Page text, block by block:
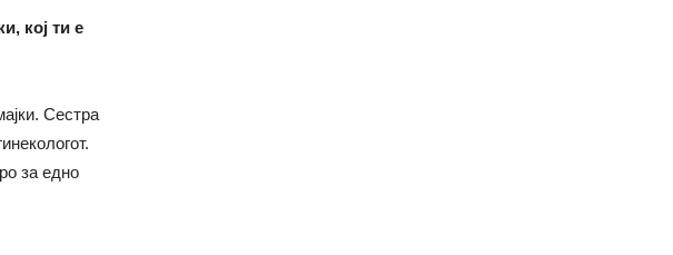
кој ти е
Сестра
за едно